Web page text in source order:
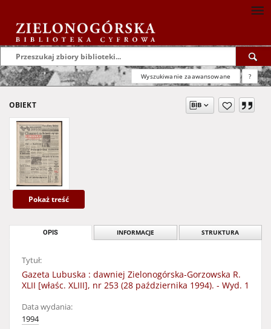
Wyszukiwanie zaawansowane ?
OBIEKT
Pokaż treść
OPIS INFORMACJE STRUKTURA
Tytuł:
Gazeta Lubuska : dawniej Zielonogórska-Gorzowska R.
XLII [właśc. XLIII], nr 253 (28 października 1994). - Wyd. 1
Data wydania:
1994